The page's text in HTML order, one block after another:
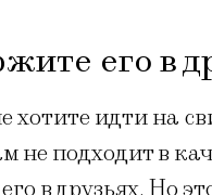
его в
хотите идти на
не подходит в